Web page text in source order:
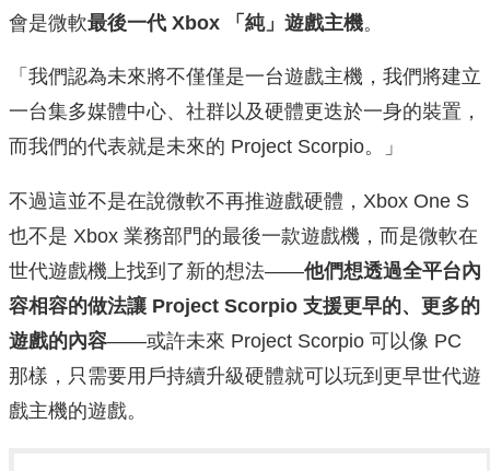
會是微軟最後一代 Xbox 「純」遊戲主機。
「我們認為未來將不僅僅是一台遊戲主機，我們將建立
一台集多媒體中心、社群以及硬體更迭於一身的裝置，
而我們的代表就是未來的 Project Scorpio。」
不過這並不是在說微軟不再推遊戲硬體，Xbox One S
也不是 Xbox 業務部門的最後一款遊戲機，而是微軟在
世代遊戲機上找到了新的想法——他們想透過全平台內
容相容的做法讓 Project Scorpio 支援更早的、更多的
遊戲的內容——或許未來 Project Scorpio 可以像 PC
那樣，只需要用戶持續升級硬體就可以玩到更早世代遊
戲主機的遊戲。